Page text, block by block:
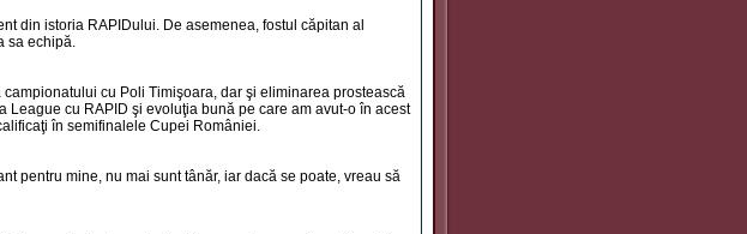
din istoria RAPIDului. De asemenea, fostul căpitan al
sa echipă.
cu Poli Timişoara, dar şi eliminarea prostească
cu RAPID şi evoluţia bună pe care am avut-o în acest
în semifinalele Cupei României.
pentru mine, nu mai sunt tânăr, iar dacă se poate, vreau să